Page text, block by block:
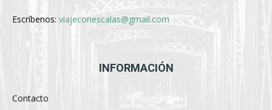
Escríbenos: viajeconescalas@gmail.com
INFORMACIÓN
Contacto